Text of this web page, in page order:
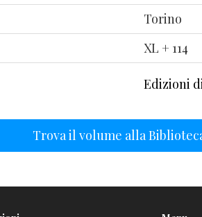
Torino
XL + 114
Edizioni
Trova il volume alla